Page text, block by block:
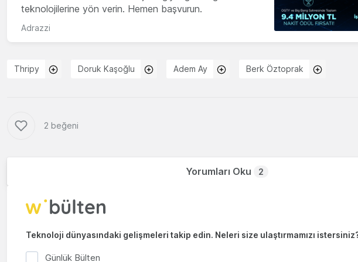
teknolojilerine yön verin. Hemen başvurun.
Adrazzi
Thripy Doruk Kaşoğlu Adem Ay Berk Öztoprak
2 beğeni
Yorumları Oku 2
Teknoloji dünyasındaki gelişmeleri takip edin. Neleri size ulaştırmamızı
Günlük Bülten